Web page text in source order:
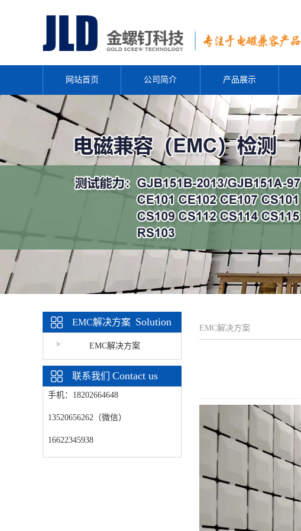
网站首页 公司简介 产品展示
EMC解决方案 Solution
EMC解决方案
联系我们 Contact us
手机：18202664648
13520656262（微信）
16622345938
EMC解决方案